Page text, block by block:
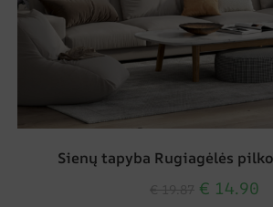
Sienų tapyba Rugiagėlės
€ 14.90